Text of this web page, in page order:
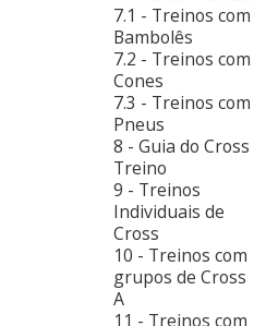
7.1 - Treinos com
Bambolês
7.2 - Treinos com
Cones
7.3 - Treinos com
Pneus
8 - Guia do Cross
Treino
9 - Treinos
Individuais de
Cross
10 - Treinos com
grupos de Cross
A
11 - Treinos com